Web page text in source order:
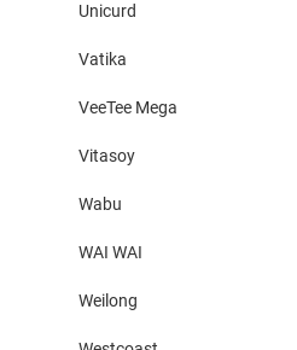
Unicurd
Vatika
VeeTee Mega
Vitasoy
Wabu
WAI WAI
Weilong